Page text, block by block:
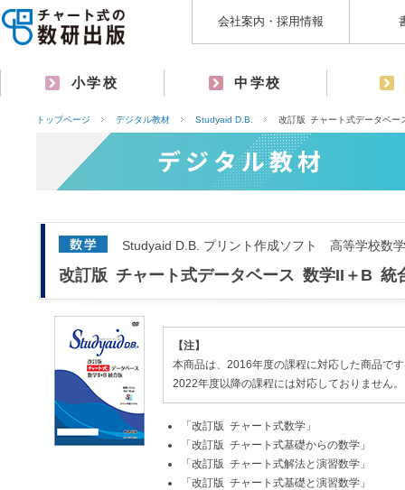
会社案内・採用情報
小学校 中学校
トップページ デジタル教材 Studyaid D.B. 改訂版 チャート式データベ
Studyaid D.B. プリント作成ソフト 高等学校数
改訂版 チャート式データベース 数学II＋B 統
【注】
本商品は、2016年度の課程に対応した商品で
2022年度以降の課程には対応しておりません。
「改訂版 チャート式数学」
「改訂版 チャート式基礎からの数学」
「改訂版 チャート式解法と演習数学」
「改訂版 チャート式基礎と演習数学」